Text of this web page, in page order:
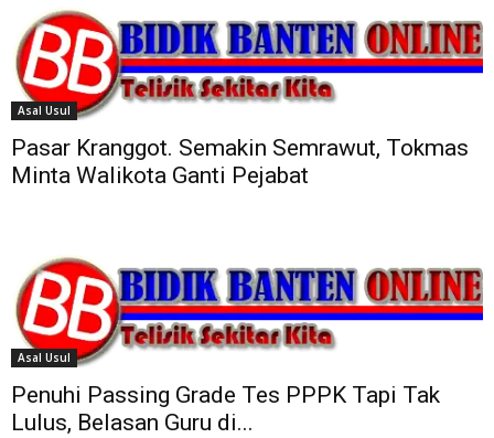
Asal Usul
Pasar Kranggot. Semakin Semrawut, Tokmas
Minta Walikota Ganti Pejabat
Asal Usul
Penuhi Passing Grade Tes PPPK Tapi Tak
Lulus, Belasan Guru di...